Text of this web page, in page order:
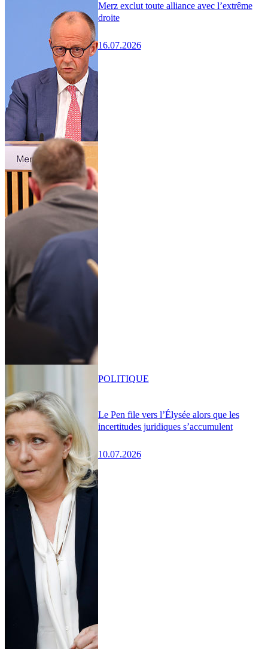
Merz exclut toute alliance avec l’extrême
droite
16.07.2026
Le Pen file vers l’Élysée alors que les
incertitudes juridiques s’accumulent
10.07.2026
POLITIQUE